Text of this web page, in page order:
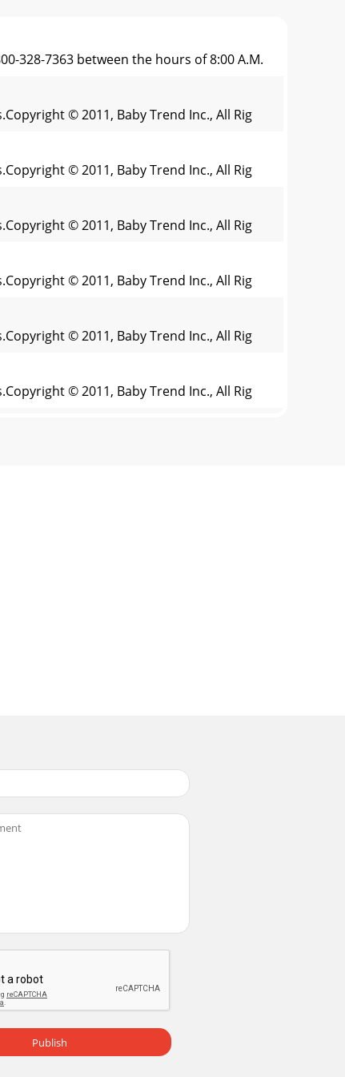
328-7363 between the hours of 8:00 A.M.
© 2011, Baby Trend Inc., All Rig
© 2011, Baby Trend Inc., All Rig
© 2011, Baby Trend Inc., All Rig
© 2011, Baby Trend Inc., All Rig
© 2011, Baby Trend Inc., All Rig
© 2011, Baby Trend Inc., All Rig
Publish